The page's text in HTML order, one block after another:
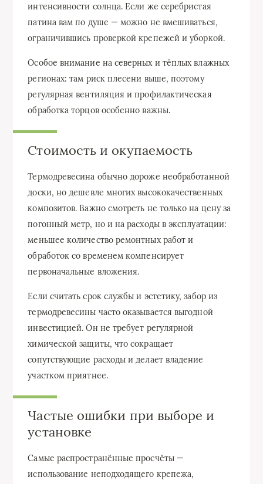
интенсивности солнца. Если же серебристая
патина вам по душе — можно не вмешиваться,
ограничившись проверкой крепежей и уборкой.
Особое внимание на северных и тёплых влажных
регионах: там риск плесени выше, поэтому
регулярная вентиляция и профилактическая
обработка торцов особенно важны.
Стоимость и окупаемость
Термодревесина обычно дороже необработанной
доски, но дешевле многих высококачественных
композитов. Важно смотреть не только на цену за
погонный метр, но и на расходы в эксплуатации:
меньшее количество ремонтных работ и
обработок со временем компенсирует
первоначальные вложения.
Если считать срок службы и эстетику, забор из
термодревесины часто оказывается выгодной
инвестицией. Он не требует регулярной
химической защиты, что сокращает
сопутствующие расходы и делает владение
участком приятнее.
Частые ошибки при выборе и
установке
Самые распространённые просчёты —
использование неподходящего крепежа,